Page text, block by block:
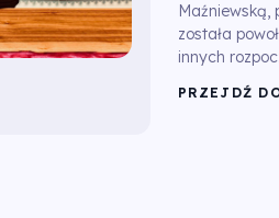
Maźniewską,
została
innych
PRZEJDŹ